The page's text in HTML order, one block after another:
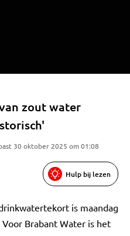
zout water
30 oktober 2025 om 01:08
Hulp bij lezen
is maandag
Brabant Water is het